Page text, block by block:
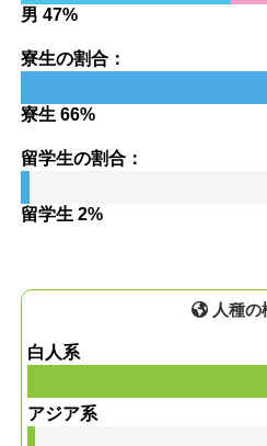
男 47%
寮生の割合：
寮生 66%
留学生の割合：
留学生 2%
人種の
白人系
アジア系